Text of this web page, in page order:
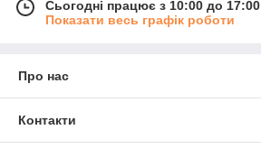
Сьогодні працює з 10:00 до 17:00
Показати весь графік роботи
Про нас
Контакти